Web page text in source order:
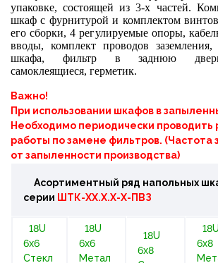
упаковке, состоящей из 3-х частей.
шкаф с фурнитурой и комплектом
его сборки, 4 регулируемые опоры,
вводы, комплект проводов
шкафа, фильтр в заднюю
самоклеящиеся, герметик.
Важно!
При использовании шкафов в
Необходимо периодически
работы по замене фильтров. (Частота
от запыленности производства)
Асортиментный ряд напольных
серии ШТК-ХХ.Х.Х-Х-ПВЗ
18U
6х6
Стекл
18U
6х6
Метал
18U
6х8
18U
6х8